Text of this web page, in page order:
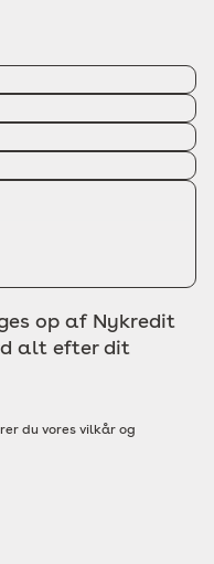
op af Nykredit
alt efter dit
du vores vilkår og